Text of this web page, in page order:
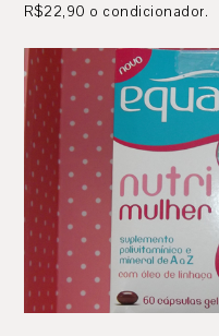
R$22,90 o condicionador.